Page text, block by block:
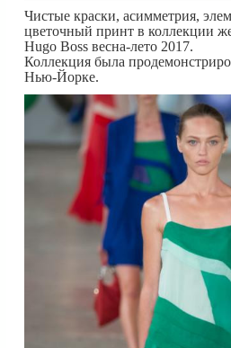
Чистые краски, асимметрия,
цветочный принт в коллекции
Hugo Boss весна-лето 2017.
Коллекция была
Нью-Йорке.